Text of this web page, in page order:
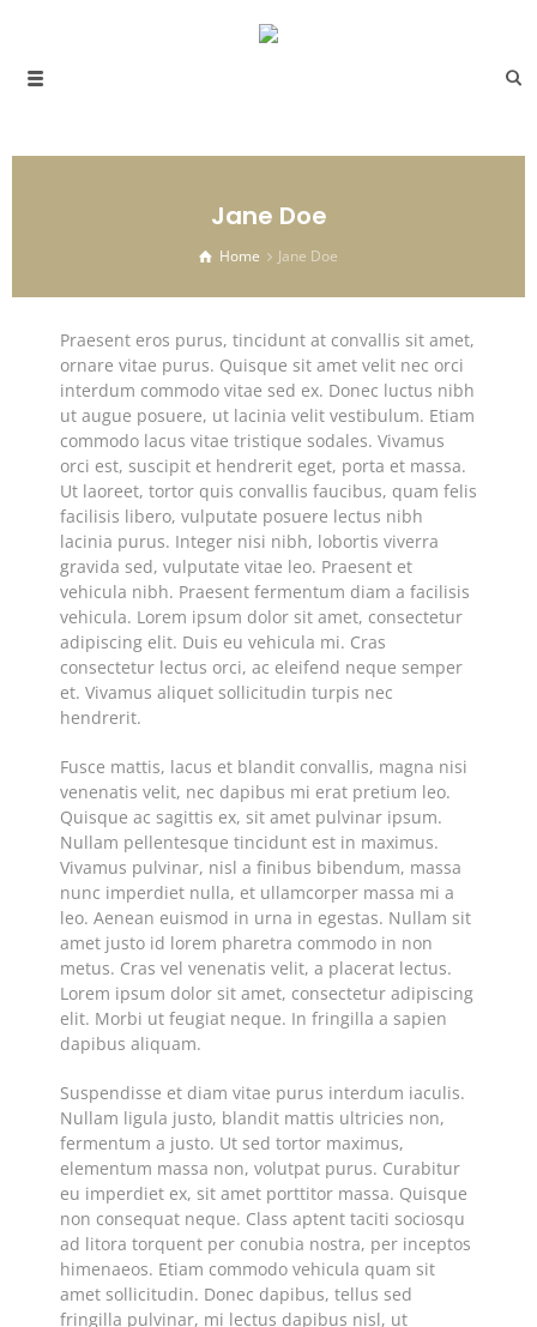
Jane Doe
Home Jane Doe
Praesent eros purus, tincidunt at convallis sit amet,
ornare vitae purus. Quisque sit amet velit nec orci
interdum commodo vitae sed ex. Donec luctus nibh
ut augue posuere, ut lacinia velit vestibulum. Etiam
commodo lacus vitae tristique sodales. Vivamus
orci est, suscipit et hendrerit eget, porta et massa.
Ut laoreet, tortor quis convallis faucibus, quam felis
facilisis libero, vulputate posuere lectus nibh
lacinia purus. Integer nisi nibh, lobortis viverra
gravida sed, vulputate vitae leo. Praesent et
vehicula nibh. Praesent fermentum diam a facilisis
vehicula. Lorem ipsum dolor sit amet, consectetur
adipiscing elit. Duis eu vehicula mi. Cras
consectetur lectus orci, ac eleifend neque semper
et. Vivamus aliquet sollicitudin turpis nec
hendrerit.
Fusce mattis, lacus et blandit convallis, magna nisi
venenatis velit, nec dapibus mi erat pretium leo.
Quisque ac sagittis ex, sit amet pulvinar ipsum.
Nullam pellentesque tincidunt est in maximus.
Vivamus pulvinar, nisl a finibus bibendum, massa
nunc imperdiet nulla, et ullamcorper massa mi a
leo. Aenean euismod in urna in egestas. Nullam sit
amet justo id lorem pharetra commodo in non
metus. Cras vel venenatis velit, a placerat lectus.
Lorem ipsum dolor sit amet, consectetur adipiscing
elit. Morbi ut feugiat neque. In fringilla a sapien
dapibus aliquam.
Suspendisse et diam vitae purus interdum iaculis.
Nullam ligula justo, blandit mattis ultricies non,
fermentum a justo. Ut sed tortor maximus,
elementum massa non, volutpat purus. Curabitur
eu imperdiet ex, sit amet porttitor massa. Quisque
non consequat neque. Class aptent taciti sociosqu
ad litora torquent per conubia nostra, per inceptos
himenaeos. Etiam commodo vehicula quam sit
amet sollicitudin. Donec dapibus, tellus sed
fringilla pulvinar, mi lectus dapibus nisl, ut